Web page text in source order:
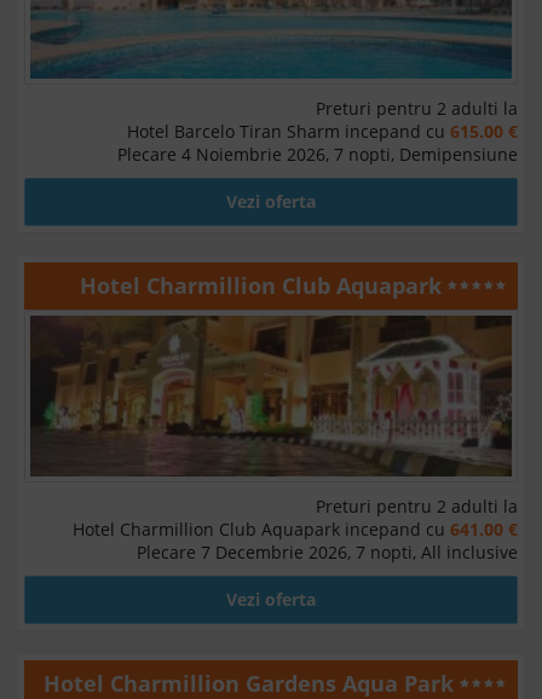
Preturi pentru 2 adulti la
Hotel Barcelo Tiran Sharm incepand cu 615.00 €
Plecare 4 Noiembrie 2026, 7 nopti, Demipensiune
Vezi oferta
Hotel Charmillion Club Aquapark
Preturi pentru 2 adulti la
Hotel Charmillion Club Aquapark incepand cu 641.00 €
Plecare 7 Decembrie 2026, 7 nopti, All inclusive
Vezi oferta
Hotel Charmillion Gardens Aqua Park